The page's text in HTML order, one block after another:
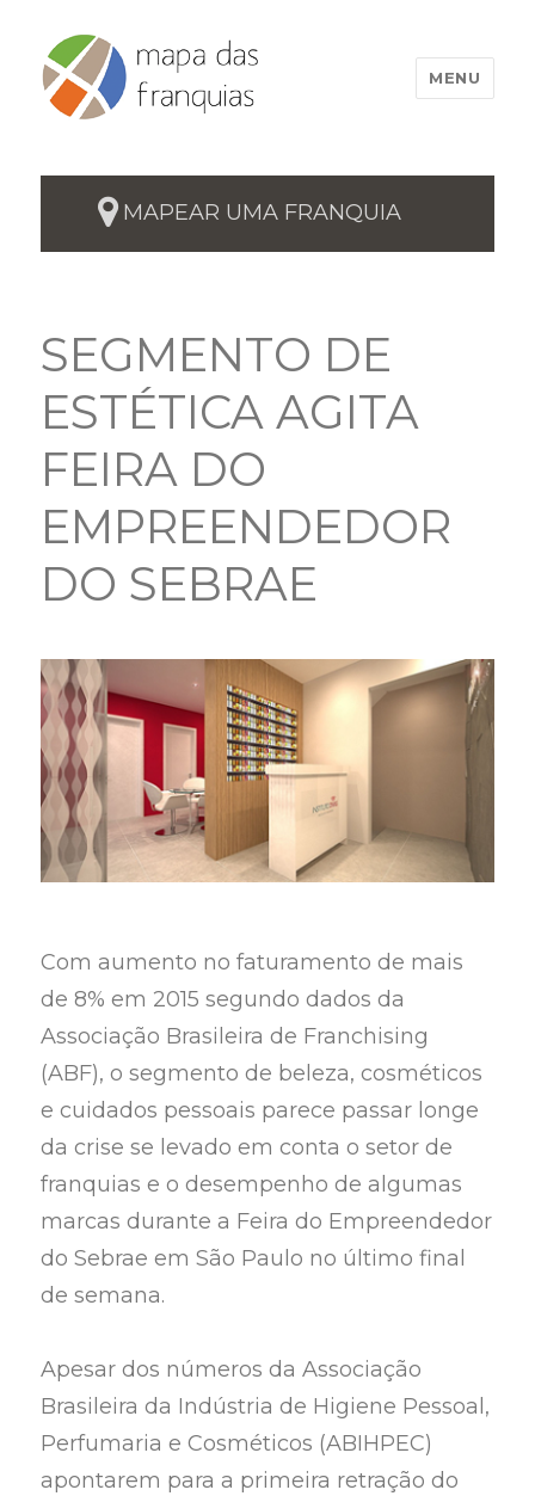
MENU
MAPEAR UMA FRANQUIA
SEGMENTO DE
ESTÉTICA AGITA
FEIRA DO
EMPREENDEDOR
DO SEBRAE
Com aumento no faturamento de mais
de 8% em 2015 segundo dados da
Associação Brasileira de Franchising
(ABF), o segmento de beleza, cosméticos
e cuidados pessoais parece passar longe
da crise se levado em conta o setor de
franquias e o desempenho de algumas
marcas durante a Feira do Empreendedor
do Sebrae em São Paulo no último final
de semana.
Apesar dos números da Associação
Brasileira da Indústria de Higiene Pessoal,
Perfumaria e Cosméticos (ABIHPEC)
apontarem para a primeira retração do